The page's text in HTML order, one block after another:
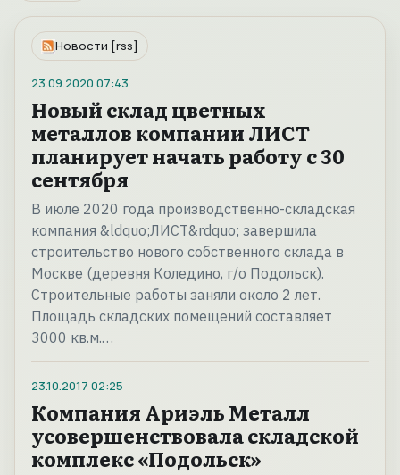
Новости [rss]
23.09.2020 07:43
Новый склад цветных
металлов компании ЛИСТ
планирует начать работу с 30
сентября
В июле 2020 года производственно-складская
компания &ldquo;ЛИСТ&rdquo; завершила
строительство нового собственного склада в
Москве (деревня Коледино, г/о Подольск).
Строительные работы заняли около 2 лет.
Площадь складских помещений составляет
3000 кв.м.…
23.10.2017 02:25
Компания Ариэль Металл
усовершенствовала складской
комплекс «Подольск»